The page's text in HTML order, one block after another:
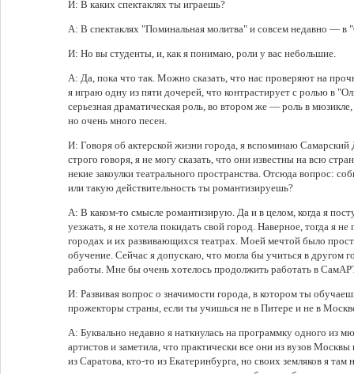
И: В каких спектаклях ты играешь?
А: В спектаклях "Поминальная молитва" и совсем недавно — в
И: Но вы студенты, и, как я понимаю, роли у вас небольшие.
А: Да, пока что так. Можно сказать, что нас проверяют на
я играю одну из пяти дочерей, что контрастирует с ролью в
серьезная драматическая роль, во втором же — роль в
но очень много песен.
И: Говоря об актерской жизни города, я вспоминаю
строго говоря, я не могу сказать, что они известны на всю
некие закоулки театрального пространства. Отсюда вопрос:
или такую действительность ты романтизируешь?
А: В каком-то смысле романтизирую. Да и в целом, когда я
уезжать, я не хотела покидать свой город. Наверное, тогда я
городах и их развивающихся театрах. Моей мечтой было
обучение. Сейчас я допускаю, что могла бы учиться в другом
работы. Мне бы очень хотелось продолжить работать в
И: Развивая вопрос о значимости города, в котором ты
прожекторы страны, если ты учишься не в Питере и не в
А: Буквально недавно я наткнулась на программку одного из
артистов и заметила, что практически все они из вузов
из Саратова, кто-то из Екатеринбурга, но своих земляков я там